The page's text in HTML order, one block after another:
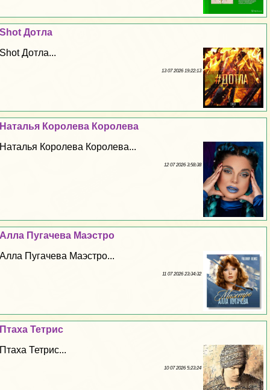
Shot Дотла
Shot Дотла...
13 07 2026 19:22:13
Наталья Королева Королева
Наталья Королева Королева...
12 07 2026 3:58:38
Алла Пугачева Маэстро
Алла Пугачева Маэстро...
11 07 2026 23:34:32
Птаха Тетрис
Птаха Тетрис...
10 07 2026 5:23:24